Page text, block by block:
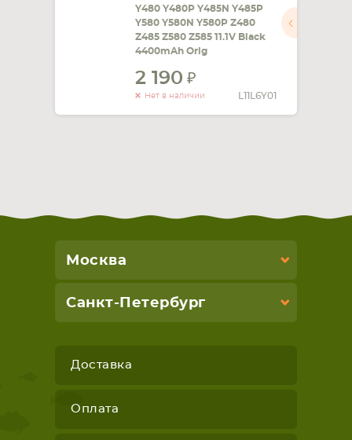
Y480 Y480P Y485N Y485P
Y580 Y580N Y580P Z480
Z485 Z580 Z585 11.1V Black
4400mAh Orig
2 190
Нет в наличии L11L6Y01
Москва
Санкт-Петербург
Доставка
Оплата